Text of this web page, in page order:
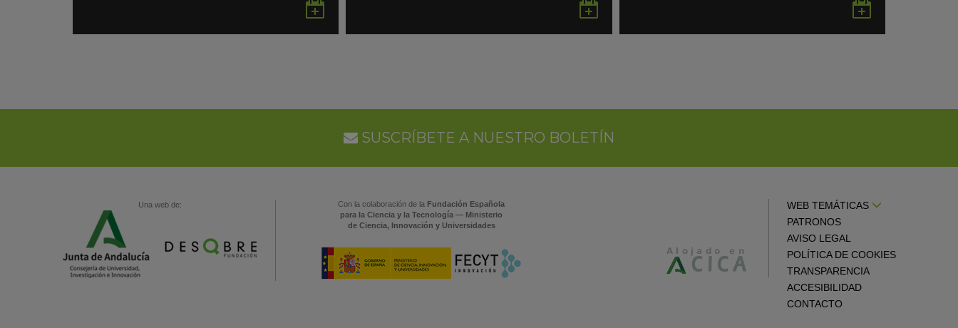
en
en
en
SUSCRÍBETE A NUESTRO BOLETÍN
Una web de: Con la colaboración de la Fundación Española
para la Ciencia y la Tecnología — Ministerio
de Ciencia, Innovación y Universidades
WEB TEMÁTICAS
PATRONOS
AVISO LEGAL
POLÍTICA DE COOKIES
TRANSPARENCIA
ACCESIBILIDAD
CONTACTO